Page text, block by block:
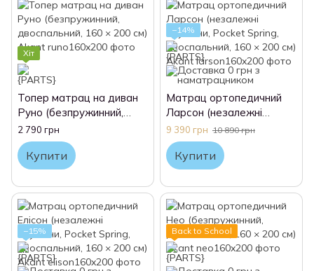
Хіт
Топер матрац на диван
Руно (безпружинний,
двоспальний, 160 × 200
см) Akant
2 790 грн
Купити
−14%
Матрац ортопедичний
Ларсон (незалежні
пружини, Pocket Spring,
двоспальний, 160 × 200
см) Akant
9 390 грн 10 890 грн
Купити
−15% Back to School